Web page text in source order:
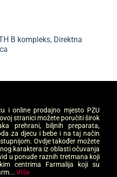
B kompleks, Direktna
i online prodajno mjesto PZU
stranici možete poručiti širok
prehrani, biljnih preparata,
za djecu i bebe i na taj način
Ovdje također možete
karaktera iz oblasti očuvanja
u ponude raznih tretmana koji
centrima Farmalija koji su
Više